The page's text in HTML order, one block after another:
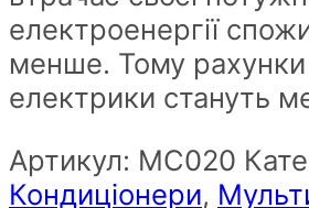
електроенергії
менше. Тому рахунки
електрики стануть
Артикул: MC020
Кондиціонери,